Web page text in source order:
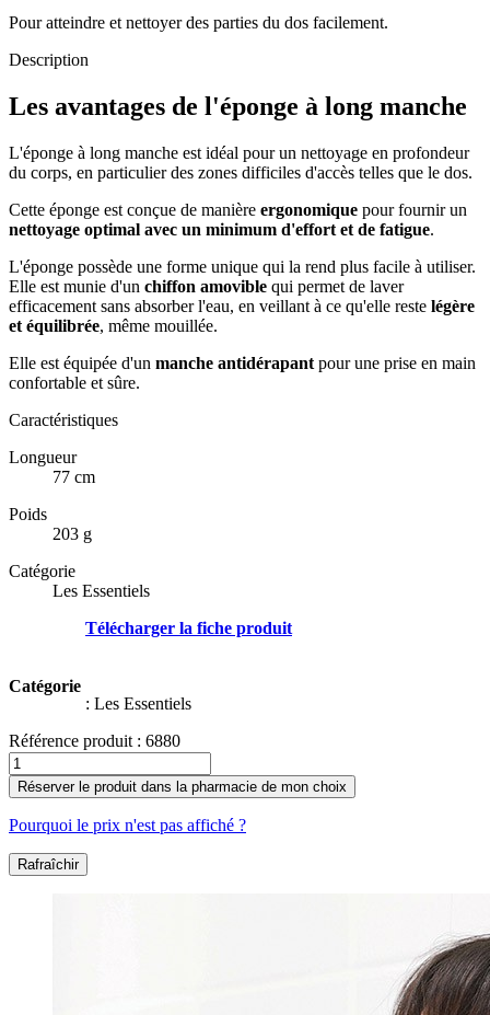
Pour atteindre et nettoyer des parties du dos facilement.
Description
Les avantages de l'éponge à long manche
L'éponge à long manche est idéal pour un nettoyage en profondeur
du corps, en particulier des zones difficiles d'accès telles que le dos.
Cette éponge est conçue de manière ergonomique pour fournir un
nettoyage optimal avec un minimum d'effort et de fatigue.
L'éponge possède une forme unique qui la rend plus facile à utiliser.
Elle est munie d'un chiffon amovible qui permet de laver
efficacement sans absorber l'eau, en veillant à ce qu'elle reste légère
et équilibrée, même mouillée.
Elle est équipée d'un manche antidérapant pour une prise en main
confortable et sûre.
Caractéristiques
Longueur
77 cm
Poids
203 g
Catégorie
Les Essentiels
Télécharger la fiche produit
Catégorie
: Les Essentiels
Référence produit : 6880
Réserver le produit dans la pharmacie de mon choix
Pourquoi le prix n'est pas affiché ?